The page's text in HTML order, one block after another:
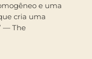
e uma
cria uma
— The